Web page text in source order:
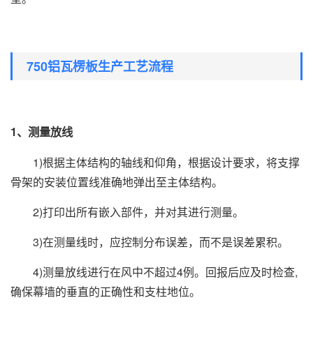
750铝瓦楞板生产工艺流程
1、测量放线
1)根据主体结构的轴线和仰角，根据设计要求，将支撑
骨架的安装位置线准确地弹出至主体结构。
2)打印出所有嵌入部件，并对其进行测量。
3)在测量线时，应控制分布误差，而不是误差累积。
4)测量放线进行在风中不超过4例。回报后应及时检查,
确保幕墙的垂直的正确性和支柱地位。